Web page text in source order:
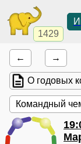
1429
← →
О годовых
Командный